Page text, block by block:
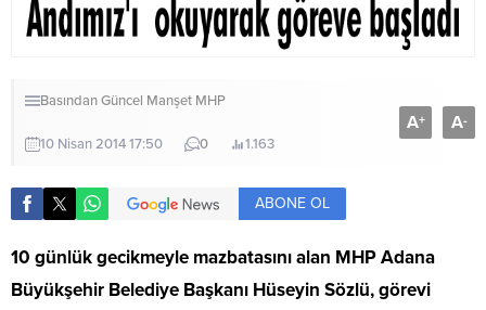
BasındanGüncel Manşet MHP
10 Nisan 2014 17:50 0 1.163
A+ A-
ABONE OL
10 günlük gecikmeyle mazbatasını alan MHP Adana
Büyükşehir Belediye Başkanı Hüseyin Sözlü, görevi